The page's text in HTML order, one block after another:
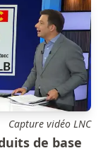
Capture vidéo LNC
de base